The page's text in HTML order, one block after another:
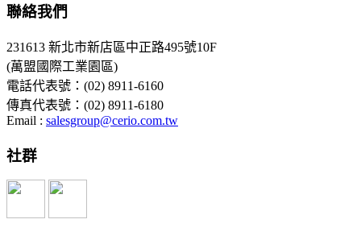
聯絡我們
231613 新北市新店區中正路495號10F
(萬盟國際工業園區)
電話代表號：(02) 8911-6160
傳真代表號：(02) 8911-6180
Email : salesgroup@cerio.com.tw
社群